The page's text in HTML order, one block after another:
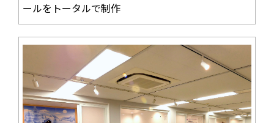
ールをトータルで制作